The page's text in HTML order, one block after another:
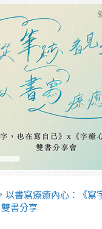
以書寫療癒內心：《寫
書分享